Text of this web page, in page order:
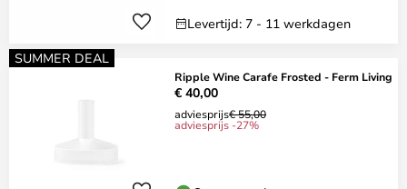
Levertijd: 7 - 11 werkdagen
SUMMER DEAL
Ripple Wine Carafe Frosted - Ferm Living
€ 40,00
adviesprijs€ 55,00
adviesprijs -27%